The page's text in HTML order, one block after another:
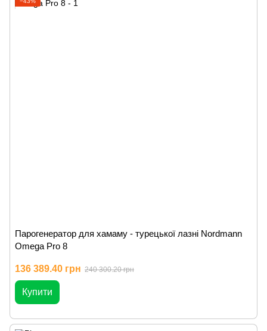
Парогенератор для хамаму - турецької лазні Nordmann
Omega Pro 8
136 389.40 грн 240 300.20 грн
Купити